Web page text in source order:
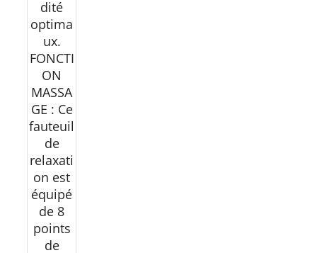
dité
optima
ux.
FONCTI
ON
MASSA
GE : Ce
fauteuil
de
relaxati
on est
équipé
de 8
points
de